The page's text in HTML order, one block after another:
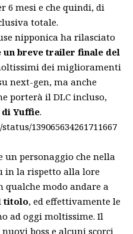
6 mesi e che quindi, di
totale.
nipponica ha rilasciato
un breve trailer finale del
dei miglioramenti
next-gen, ma anche
porterà il DLC incluso,
Yuffie.
139065634261711667
un personaggio che nella
in la rispetto alla lore
qualche modo andare a
titolo, ed effettivamente le
ad oggi moltissime. Il
boss e alcuni scorci